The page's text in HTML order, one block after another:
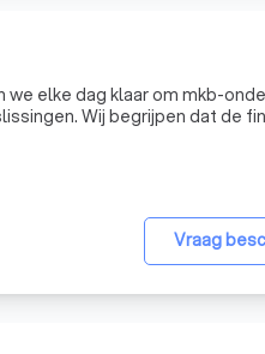
we elke dag klaar om mkb-
Wij begrijpen dat de
Vraag